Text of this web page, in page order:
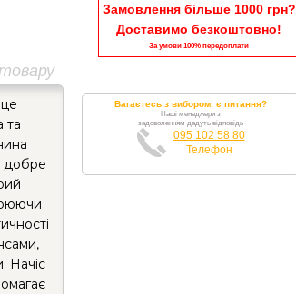
Замовлення більше 1000 грн?
Доставимо безкоштовно!
За умови 100% передоплати
та
добре
Начіс
Вагаєтесь з вибором, є питання?
Наші менеджери з
задоволенням дадуть відповідь
095 102 58 80
Телефон